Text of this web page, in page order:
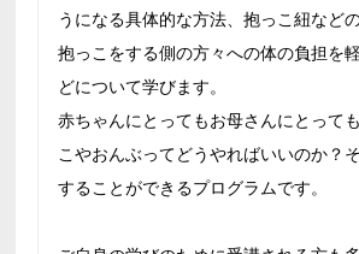
うになる具体的な方法、抱っこ紐など
抱っこをする側の方々への体の負担を
どについて学びます。
赤ちゃんにとってもお母さんにとって
こやおんぶってどうやればいいのか？
することができるプログラムです。